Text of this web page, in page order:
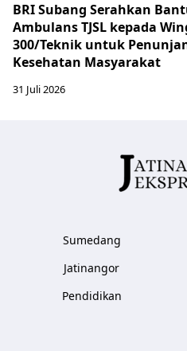
BRI Subang Serahkan
Ambulans TJSL kepada
300/Teknik untuk
Kesehatan Masyarakat ​
31 Juli 2026
Sumedang
Jatinangor
Pendidikan